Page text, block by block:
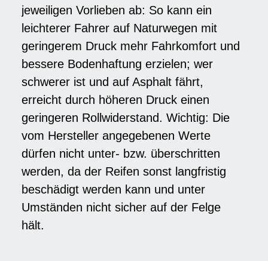
jeweiligen Vorlieben ab: So kann ein
leichterer Fahrer auf Naturwegen mit
geringerem Druck mehr Fahrkomfort und
bessere Bodenhaftung erzielen; wer
schwerer ist und auf Asphalt fährt,
erreicht durch höheren Druck einen
geringeren Rollwiderstand. Wichtig: Die
vom Hersteller angegebenen Werte
dürfen nicht unter- bzw. überschritten
werden, da der Reifen sonst langfristig
beschädigt werden kann und unter
Umständen nicht sicher auf der Felge
hält.